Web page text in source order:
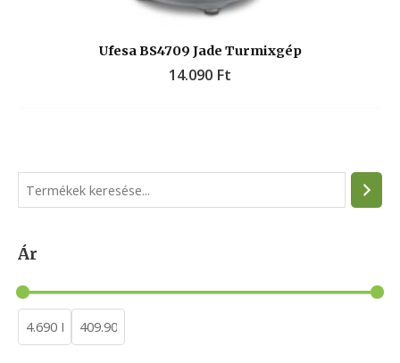
e
r
c
h
Ár
Ufesa BS4709 Jade Turmixgép
14.090 Ft